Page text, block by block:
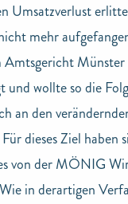
Umsatzverlust
mehr
Münster
und wollte so die
an den
dieses Ziel haben
von der MÖNIG
in derartigen